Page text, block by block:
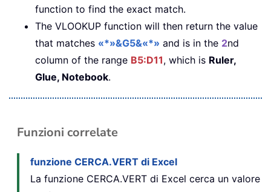
function to find the exact match.
The VLOOKUP function will then return the value
that matches «*»&G5&«*» and is in the 2nd
column of the range B5:D11, which is Ruler,
Glue, Notebook.
Funzioni correlate
funzione CERCA.VERT di Excel
La funzione CERCA.VERT di Excel cerca un valore